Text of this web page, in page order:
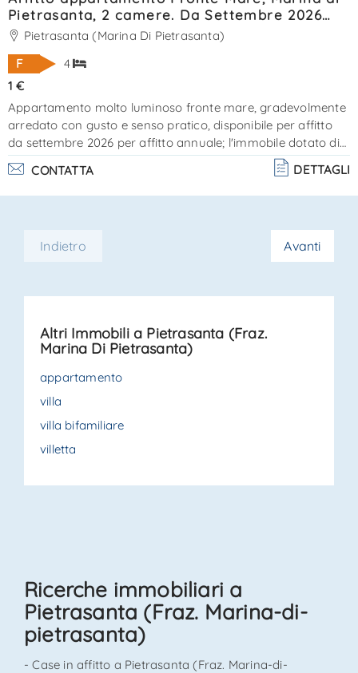
Pietrasanta, 2 camere. Da Settembre 2026
affitto annuale. ref. SA180
Pietrasanta (Marina Di Pietrasanta)
F
4
1 €
Appartamento molto luminoso fronte mare, gradevolmente
arredato con gusto e senso pratico, disponibile per affitto
da settembre 2026 per affitto annuale; l'immobile dotato di
p. Auto esclusivo, ascensore e soprattutto centralissimo !!
composto da ampio living ed angolo cottura ben
strutturato, 2 camere matrimoniali , 1 bagno con doccia ed 1
energetica classe "f" - a. C. E. 108,00 - epi 83,04. Disponibile
per luglio ed. . .
CONTATTA DETTAGLI
Indietro Avanti
Altri Immobili a Pietrasanta (Fraz.
Marina Di Pietrasanta)
appartamento
villa
villa bifamiliare
villetta
Ricerche immobiliari a
Pietrasanta (Fraz. Marina-di-
pietrasanta)
- Case in affitto a Pietrasanta (Fraz. Marina-di-